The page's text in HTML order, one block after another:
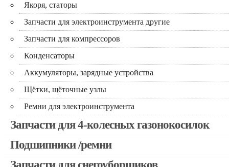
Якоря, статоры
Запчасти для электроинструмента другие
Запчасти для компрессоров
Конденсаторы
Аккумуляторы, зарядные устройства
Щётки, щёточные узлы
Ремни для электроинструмента
Запчасти для 4-колесных газонокосилок
Подшипники /ремни